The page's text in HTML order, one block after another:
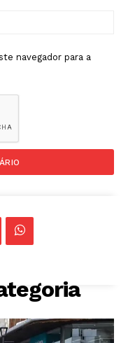
navegador para a